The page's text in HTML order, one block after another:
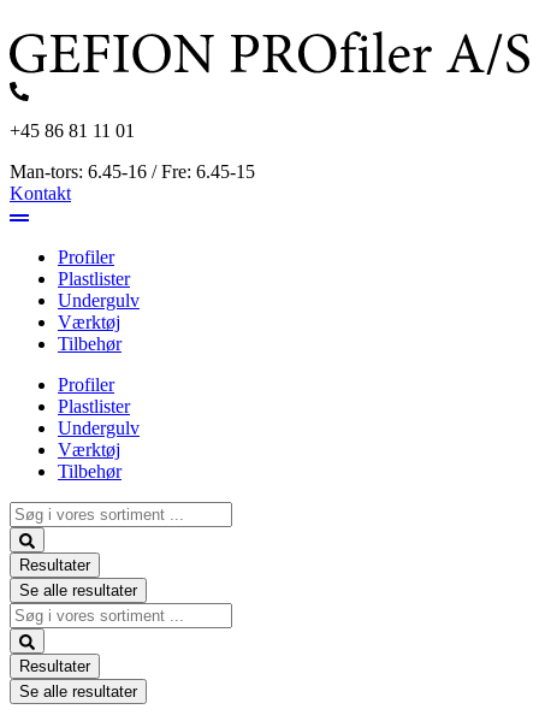
til
indhold
+45 86 81 11 01
Man-tors: 6.45-16 / Fre: 6.45-15
Kontakt
Profiler
Plastlister
Undergulv
Værktøj
Tilbehør
Profiler
Plastlister
Undergulv
Værktøj
Tilbehør
Search
...
Resultater
Se alle resultater
Search
...
Resultater
Se alle resultater